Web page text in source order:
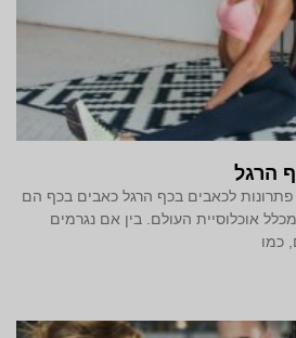
הרגל
לכאבים בכף הרגל כאבים בכף הם
כ-15 אחוזים מכלל אוכלוסיית העולם. בין אם נגרמים
כמו